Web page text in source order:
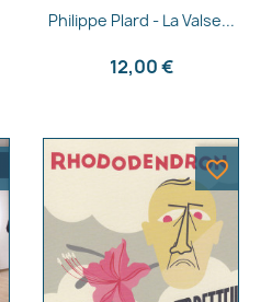
Aperçu rapide
Philippe Plard - La Valse...
12,00 €
favorite_border